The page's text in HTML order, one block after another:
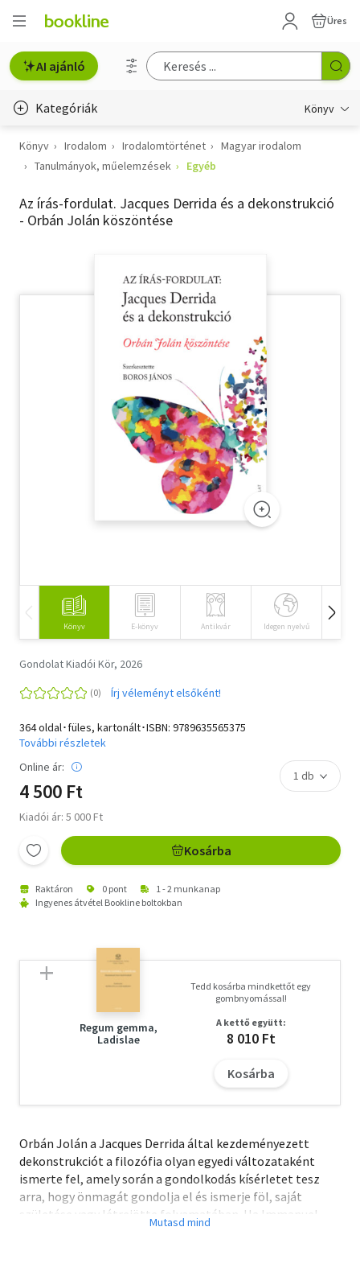
Üres
AI ajánló
Kategóriák Könyv
Életmód, egészség
Gyermek- és ifjúsági
Tankönyv, segédkönyv
Könyv Irodalom Irodalomtörténet
Magyar irodalom
Tanulmányok, műelemzések
Egyéb
Az írás-fordulat. Jacques Derrida és a dekonstrukció
- Orbán Jolán köszöntése
Könyv E-könyv Antikvár Idegen nyelvű
Gondolat Kiadói Kör, 2026
Írj véleményt elsőként!
364 oldal･füles, kartonált･ISBN: 9789635565375
További részletek
Online ár:
4 500 Ft
Kiadói ár: 5 000 Ft
Kosárba
Raktáron 0 pont
1 - 2 munkanap
Ingyenes átvétel Bookline boltokban
Regum gemma,
Ladislae
Tedd kosárba mindkettőt egy
gombnyomással!
A kettő együtt:
8 010 Ft
Kosárba
Orbán Jolán a Jacques Derrida által kezdeményezett
dekonstrukciót a filozófia olyan egyedi változataként
ismerte fel, amely során a gondolkodás kísérletet tesz
arra, hogy önmagát gondolja el és ismerje föl, saját
születése vagy létrejötte folyamatában. Ha Immanuel
Kant transzcendentális filozófiáját lehetőség-feltétel